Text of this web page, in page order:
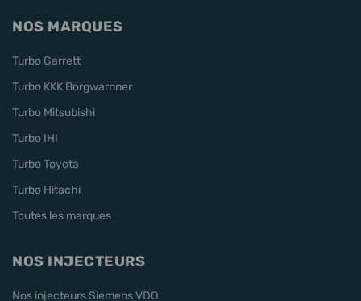
NOS MARQUES
Turbo Garrett
Turbo KKK Borgwarnner
Turbo Mitsubishi
Turbo IHI
Turbo Toyota
Turbo Hitachi
Toutes les marques
NOS INJECTEURS
Nos injecteurs Siemens VDO